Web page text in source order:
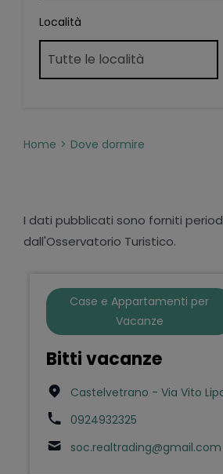
Località
Home Dove dormire
I dati pubblicati sono forniti
dall'Osservatorio Turistico.
Case e Appartamenti per
Vacanze
Bitti vacanze
Castelvetrano - Via Vito
0924932325
soc.realtrading@gmail.com